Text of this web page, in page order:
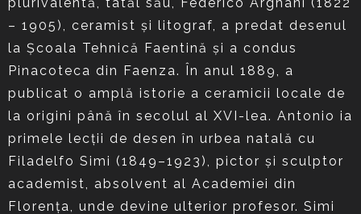
plurivalentă, tatăl său, Federico Argnani (1822
– 1905), ceramist şi litograf, a predat desenul
la Şcoala Tehnică Faentină şi a condus
Pinacoteca din Faenza. În anul 1889, a
publicat o amplă istorie a ceramicii locale de
la origini până în secolul al XVI-lea. Antonio ia
primele lecţii de desen în urbea natală cu
Filadelfo Simi (1849–1923), pictor şi sculptor
academist, absolvent al Academiei din
Florenţa, unde devine ulterior profesor. Simi